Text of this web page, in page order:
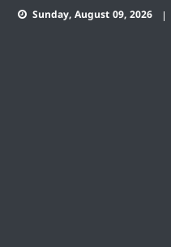
Skip
Sunday, August 09, 2026